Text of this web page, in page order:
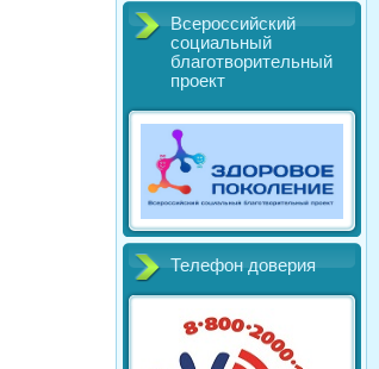
Всероссийский
социальный
благотворительный
проект
Телефон доверия